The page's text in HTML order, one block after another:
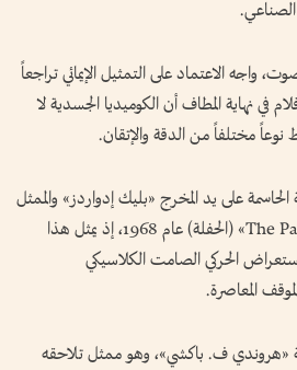
واجه الاعتماد على التمثيل الإيمائي تراجعاً
في نهاية المطاف أن الكوميديا الجسدية لا
مختلفاً من الدقة والإتقان.
على يد المخرج «بليك إدواردز» والممثل
«بيتر سيلرز» في فيلمهما «The Party» (الحفلة) عام 1968، إذ يمثل هذا
الحركي الصامت الكلاسيكي
«هروندي ف. باكشي»، وهو ممثل تلاحقه